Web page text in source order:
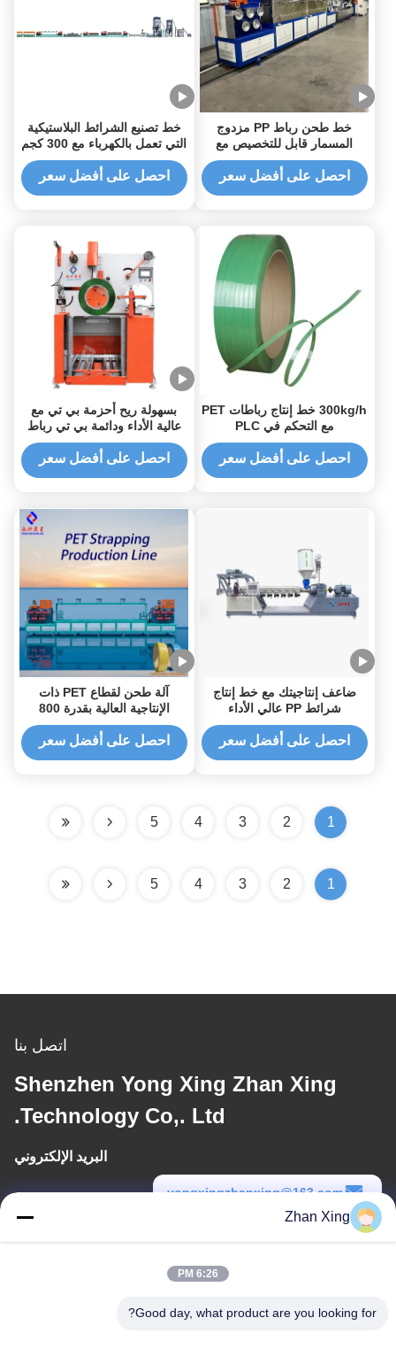
خط طحن رباط PP مزدوج
المسمار قابل للتخصيص مع
طاقة 60 كيلوواط للكفاءة العالية
احصل على أفضل سعر
خط تصنيع الشرائط البلاستيكية
التي تعمل بالكهرباء مع 300 كجم
في الساعة
احصل على أفضل سعر
300kg/h خط إنتاج رباطات PET
مع التحكم في PLC
احصل على أفضل سعر
بسهولة ريح أحزمة بي تي مع
عالية الأداء ودائمة بي تي رباط
ريف
احصل على أفضل سعر
ضاعف إنتاجيتك مع خط إنتاج
شرائط PP عالي الأداء
احصل على أفضل سعر
آلة طحن لقطاع PET ذات
الإنتاجية العالية بقدرة 800
كيلوغرام / ساعة وتصميم ملف
واحد للتشغيل الآلي
احصل على أفضل سعر
1
2
3
4
5
1
2
3
4
5
اتصل بنا
Shenzhen Yong Xing Zhan Xing
Technology Co,. Ltd.
البريد الإلكتروني
yongxingzhanxing@163.com
Zhan Xing
6:26 PM
Good day, what product are you looking for?